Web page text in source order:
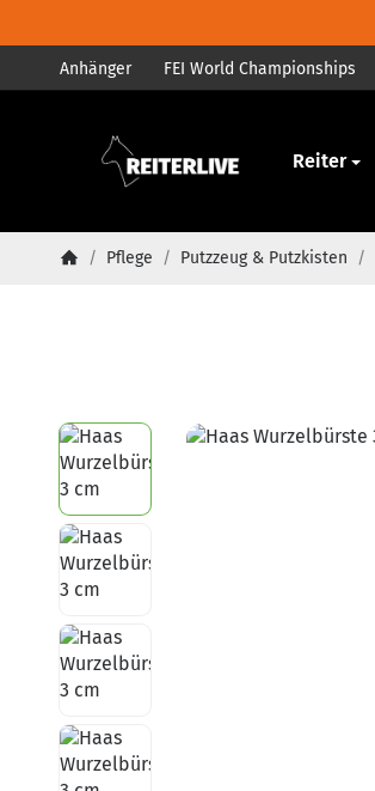
Anhänger FEI World Championships
Pferd Reiter
/ Pflege / Putzzeug & Putzkisten /